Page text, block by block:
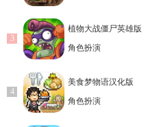
植物大战僵尸英雄版
角色扮演
美食梦物语汉化版
角色扮演